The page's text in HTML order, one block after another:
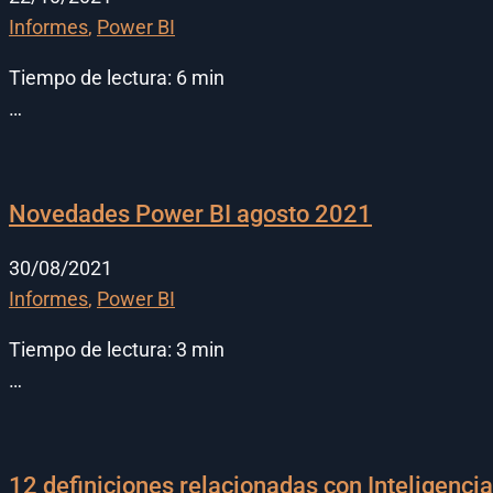
Informes, Power BI
Tiempo de lectura: 6 min
…
Novedades Power BI agosto 2021
30/08/2021
Informes, Power BI
Tiempo de lectura: 3 min
…
12 definiciones relacionadas con